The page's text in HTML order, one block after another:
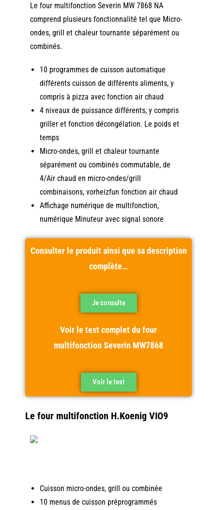
Le four multifonction Severin MW 7868 NA
comprend plusieurs fonctionnalité tel que Micro-
ondes, grill et chaleur tournante séparément ou
combinés.
10 programmes de cuisson automatique
différents cuisson de différents aliments, y
compris à pizza avec fonction air chaud
4 niveaux de puissance différents, y compris
griller et fonction décongélation. Le poids et
temps
Micro-ondes, grill et chaleur tournante
séparément ou combinés commutable, de
4/Air chaud en micro-ondes/grill
combinaisons, vorheizfun fonction air chaud
Affichage numérique de multifonction,
numérique Minuteur avec signal sonore
Consulter le produit ainsi que sa description
complète…
Je consulte
Voir le test complet du four
multifonction Severin MW7868
Voir le test
Le four multifonction H.Koenig VIO9
Cuisson micro-ondes, grill ou combinée
10 menus de cuisson préprogrammés